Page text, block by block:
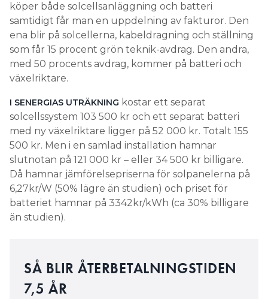
köper både solcellsanläggning och batteri
samtidigt får man en uppdelning av fakturor. Den
ena blir på solcellerna, kabeldragning och ställning
som får 15 procent grön teknik-avdrag. Den andra,
med 50 procents avdrag, kommer på batteri och
växelriktare.
I SENERGIAS UTRÄKNING kostar ett separat
solcellssystem 103 500 kr och ett separat batteri
med ny växelriktare ligger på 52 000 kr. Totalt 155
500 kr. Men i en samlad installation hamnar
slutnotan på 121 000 kr – eller 34 500 kr billigare.
Då hamnar jämförelsepriserna för solpanelerna på
6,27kr/W (50% lägre än studien) och priset för
batteriet hamnar på 3342kr/kWh (ca 30% billigare
än studien).
SÅ BLIR ÅTERBETALNINGSTIDEN
7,5 ÅR